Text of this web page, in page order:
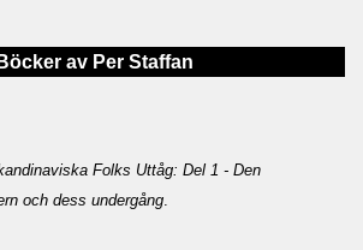
Böcker av Per Staffan
Folks Uttåg: Del 1 - Den
och dess undergång.